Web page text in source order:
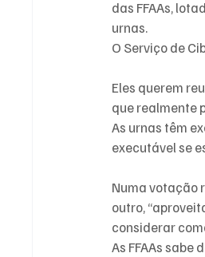
das FFAAs,
urnas.
O Serviço de
Eles querem
que realmente
As urnas têm
executável se
Numa votação
outro,
considerar
As FFAAs